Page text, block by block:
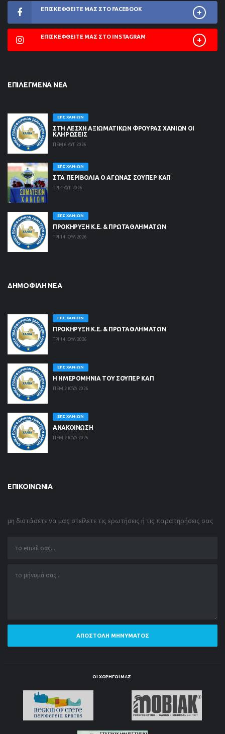
ΕΠΙΣΚΕΦΘΕΊΤΕ ΜΑΣ ΣΤΟ FACEBOOK
ΕΠΙΣΚΕΦΘΕΊΤΕ ΜΑΣ ΣΤΟ INSTAGRAM
ΕΠΙΛΕΓΜΈΝΑ ΝΈΑ
ΕΠΣ ΧΑΝΊΩΝ
ΣΤΗ ΛΈΣΧΗ ΑΞΙΩΜΑΤΙΚΏΝ ΦΡΟΥΡΆΣ ΧΑΝΊΩΝ ΟΙ
ΚΛΗΡΏΣΕΙΣ
ΠΕΜ 6 ΑΥΓ 2026
ΕΠΣ ΧΑΝΊΩΝ
ΣΤΑ ΠΕΡΙΒΟΛΙΑ Ο ΑΓΩΝΑΣ ΣΟΥΠΕΡ ΚΑΠ
ΤΡΙ 4 ΑΥΓ 2026
ΕΠΣ ΧΑΝΊΩΝ
ΠΡΟΚΗΡΥΞΗ Κ.Ε. & ΠΡΩΤΑΘΛΗΜΑΤΩΝ
ΤΡΙ 14 ΙΟΥΛ 2026
ΔΗΜΟΦΙΛΉ ΝΈΑ
ΕΠΣ ΧΑΝΊΩΝ
ΠΡΟΚΗΡΥΞΗ Κ.Ε. & ΠΡΩΤΑΘΛΗΜΑΤΩΝ
ΤΡΙ 14 ΙΟΥΛ 2026
ΕΠΣ ΧΑΝΊΩΝ
Η ΗΜΕΡΟΜΗΝΙΑ ΤΟΥ ΣΟΥΠΕΡ ΚΑΠ
ΠΕΜ 2 ΙΟΥΛ 2026
ΕΠΣ ΧΑΝΊΩΝ
ΑΝΑΚΟΙΝΩΣΗ
ΠΕΜ 2 ΙΟΥΛ 2026
ΕΠΙΚΟΙΝΩΝΊΑ
μη διστάσετε να μας στείλετε τις ερωτήσεις ή τις παρατηρήσεις σας
ΑΠΟΣΤΟΛΉ ΜΗΝΎΜΑΤΟΣ
ΟΙ ΧΟΡΗΓΟΊ ΜΑΣ: